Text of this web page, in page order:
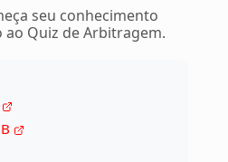
seu conhecimento
Quiz de Arbitragem.